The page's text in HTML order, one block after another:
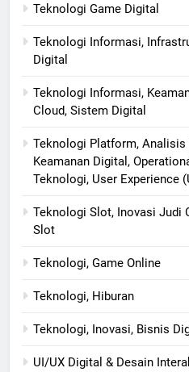
Teknologi Game Digital
Teknologi Informasi,
Digital
Teknologi Informasi,
Cloud, Sistem Digital
Teknologi Platform,
Keamanan Digital,
Teknologi, User Experience
Teknologi Slot, Inovasi Judi
Slot
Teknologi, Game Online
Teknologi, Hiburan
Teknologi, Inovasi, Bisnis
UI/UX Digital & Desain